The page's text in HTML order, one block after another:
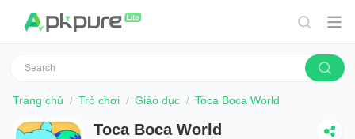
Trang chủ Trò chơi Giáo dục Toca Boca World
Toca Boca World